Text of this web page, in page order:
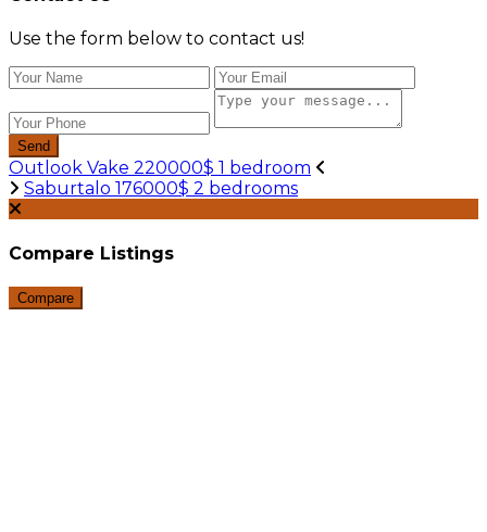
Use the form below to contact us!
Send
Outlook Vake 220000$ 1 bedroom
Saburtalo 176000$ 2 bedrooms
Compare Listings
Compare